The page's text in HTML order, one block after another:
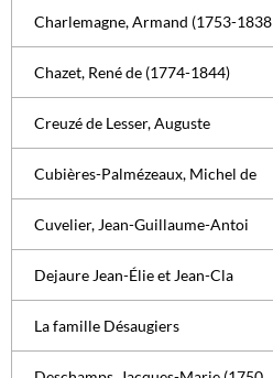
Charlemagne, Armand (1753-1838
Chazet, René de (1774-1844)
Creuzé de Lesser, Auguste
Cubières-Palmézeaux, Michel de
Cuvelier, Jean-Guillaume-Antoi
Dejaure Jean-Élie et Jean-Cla
La famille Désaugiers